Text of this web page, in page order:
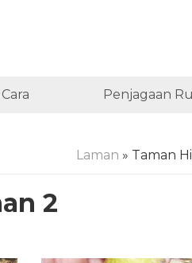
Penjagaan
Laman » Taman
2